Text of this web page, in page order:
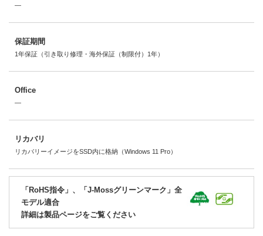
―
保証期間
1年保証（引き取り修理・海外保証（制限付）1年）
Office
―
リカバリ
リカバリーイメージをSSD内に格納（Windows 11 Pro）
「RoHS指令」、「J-Mossグリーンマーク」全
モデル適合
詳細は製品ページをご覧ください